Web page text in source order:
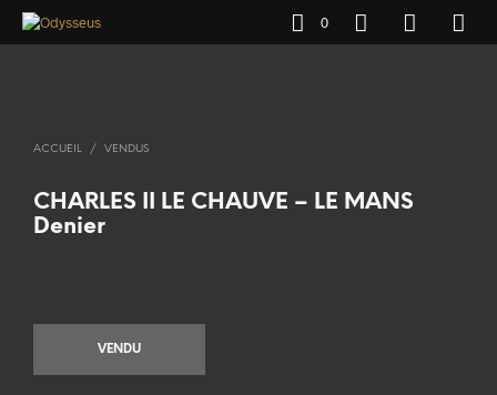
0
ACCUEIL / VENDUS
CHARLES II LE CHAUVE – LE MANS
Denier
VENDU